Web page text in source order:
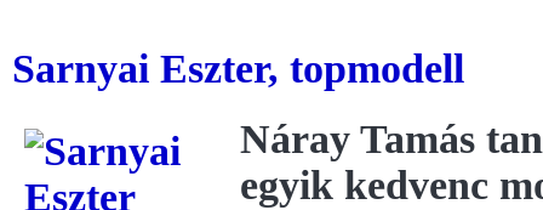
Sarnyai Eszter, topmodell
Náray Tamás
egyik kedvenc